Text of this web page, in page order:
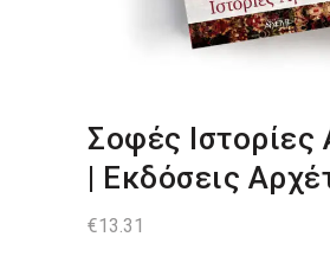
Σοφές Ιστορίες
| Εκδόσεις
€13.31